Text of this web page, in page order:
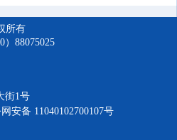
所有
）88075025
街1号
安备 11040102700107号